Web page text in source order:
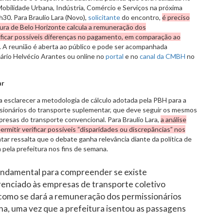
Urbana, Indústria, Comércio e Serviços na próxima
Para Braulio Lara (Novo), solicitantedo encontro, é preciso
de Belo Horizonte calcula a remuneração dos
possíveis diferenças no pagamento, em comparação ao
. A reunião é aberta ao público e pode ser acompanhada
Helvécio Arantes ou online no portal e no canal da CMBH no
esclarecer a metodologia de cálculo adotada pela PBH para a
do transporte suplementar, que deve seguir os mesmos
do transporte convencional. Para Braulio Lara, a análise
verificar possíveis “disparidades ou discrepâncias” nos
ressalta que o debate ganha relevância diante da política de
prefeitura nos fins de semana.
para compreender se existe
às empresas de transporte coletivo
se dará a remuneração dos permissionários
uma vez que a prefeitura isentou as passagens